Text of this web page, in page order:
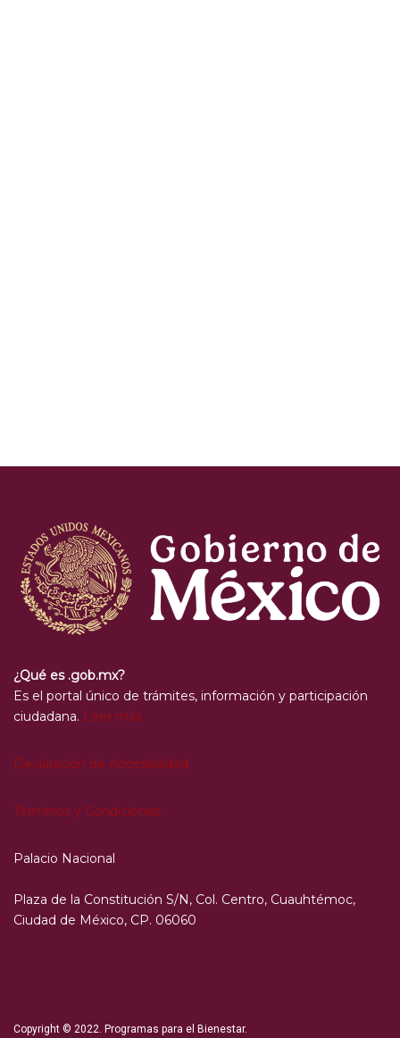
¿Qué es .gob.mx?
Es el portal único de trámites, información y participación
ciudadana. Leer más
Declaración de Accesibilidad
Términos y Condiciones
Palacio Nacional
Plaza de la Constitución S/N, Col. Centro, Cuauhtémoc,
Ciudad de México, CP. 06060
Copyright © 2022. Programas para el Bienestar.